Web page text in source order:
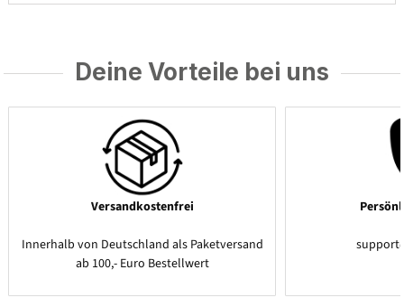
Deine Vorteile bei uns
Versandkostenfrei
Innerhalb von Deutschland als Paketversand
ab 100,- Euro Bestellwert